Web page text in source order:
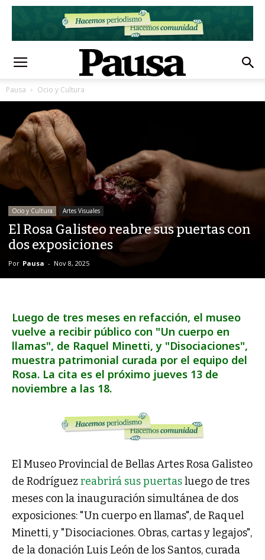
Pausa Ocio y Cultura
Ocio y Cultura Artes Visuales
El Rosa Galisteo reabre sus puertas con
dos exposiciones
Por Pausa - Nov 8, 2025
Luego de tres meses en refacción, el museo
vuelve a recibir público con "Un cuerpo en
llamas", de Raquel Minetti, y "Disociaciones",
muestra patrimonial curada por el equipo del
Rosa. La cita es el próximo jueves 13 de
noviembre a las 18.
El Museo Provincial de Bellas Artes Rosa Galisteo
de Rodríguez reabrirá sus puertasluego de tres
meses con la inauguración simultánea de dos
exposiciones: "Un cuerpo en llamas", de Raquel
Minetti, y "Disociaciones. Obras, cartas y legajos",
de la donación Luis León de los Santos, curada